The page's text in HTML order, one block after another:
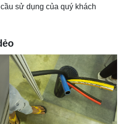
sử dụng của quý khách